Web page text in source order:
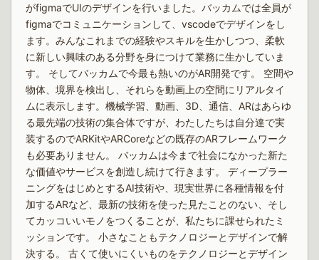
がfigmaでUIのデザインを行いました。バッカムでは全員が
figmaでコミュニケーションして、vscodeでデザインをし
ます。みんなこれまでの経験やスキルを生かしつつ、柔軟
に新しい興味のある分野を身につけて業務に生かしていま
す。 そしてバッカムで今最も熱いのがAR開発です。 空間や
物体、境界を検出し、それらを動画上の空間にリアルタイ
ムに表示します。機械学習、動画、3D、通信、ARはあらゆ
る最先端の技術の集合体ですが、わたしたちは自分達で実
装するのでARKitやARCoreなどの既存のARフレームワーク
も必要ありません。 バッカムは今まで社会になかった新た
な価値やサービスを創造し続けて行きます。 ディープラー
ニングをはじめとするAI技術や、現実世界に各種情報を付
加するARなど、最新の技術を使った見たことのない、そし
てカッコいいモノをつくることが、私たちに課せられたミ
ッションです。 小さなこともテクノロジーとデザインで解
決する。 古くて使いにくいものをテクノロジーとデザイン